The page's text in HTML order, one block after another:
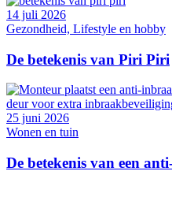
14 juli 2026
Gezondheid, Lifestyle en hobby
De betekenis van Piri Piri
25 juni 2026
Wonen en tuin
De betekenis van een